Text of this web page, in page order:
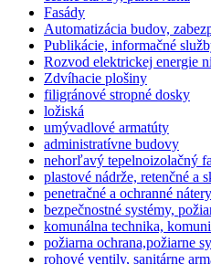
Fasády
Automatizácia budov,
Publikácie, informačné
Rozvod elektrickej energie
Zdvíhacie plošiny
filigránové stropné dosky
ložiská
umývadlové armatúty
administratívne budovy
nehorľavý tepelnoizolačný
plastové nádrže, retenčné a
penetračné a ochranné nátery
bezpečnostné systémy,
komunálna technika,
požiarna ochrana,požiarne
rohové ventily, sanitárne